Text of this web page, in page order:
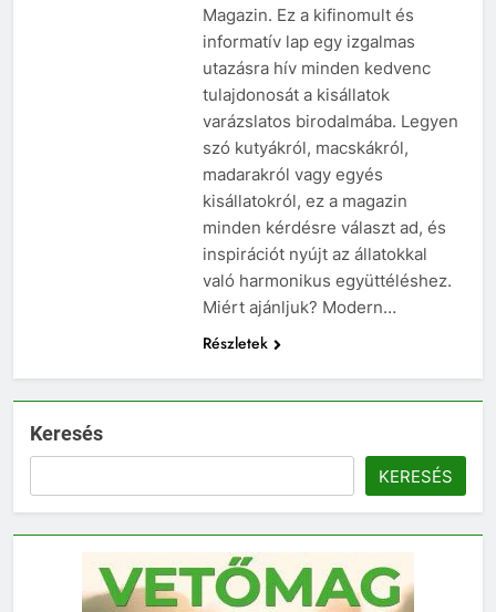
Magazin. Ez a kifinomult és
informatív lap egy izgalmas
utazásra hív minden kedvenc
tulajdonosát a kisállatok
varázslatos birodalmába. Legyen
szó kutyákról, macskákról,
madarakról vagy egyés
kisállatokról, ez a magazin
minden kérdésre választ ad, és
inspirációt nyújt az állatokkal
való harmonikus együttéléshez.
Miért ajánljuk? Modern…
Részletek
Keresés
KERESÉS